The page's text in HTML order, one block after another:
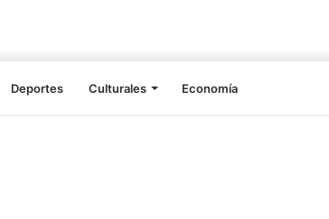
Deportes Culturales Economía